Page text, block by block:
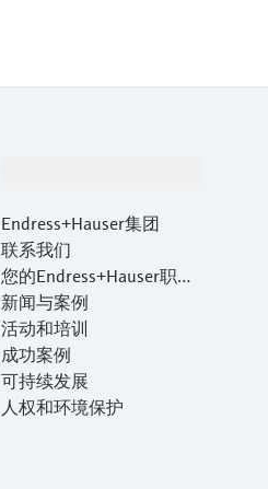
Endress+Hauser集团
联系我们
您的Endress+Hauser职业
生涯
新闻与案例
活动和培训
成功案例
可持续发展
人权和环境保护